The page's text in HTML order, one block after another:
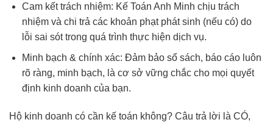
Cam kết trách nhiệm: Kế Toán Anh Minh chịu trách
nhiệm và chi trả các khoản phạt phát sinh (nếu có) do
lỗi sai sót trong quá trình thực hiện dịch vụ.
Minh bạch & chính xác: Đảm bảo sổ sách, báo cáo luôn
rõ ràng, minh bạch, là cơ sở vững chắc cho mọi quyết
định kinh doanh của bạn.
Hộ kinh doanh có cần kế toán không? Câu trả lời là CÓ,